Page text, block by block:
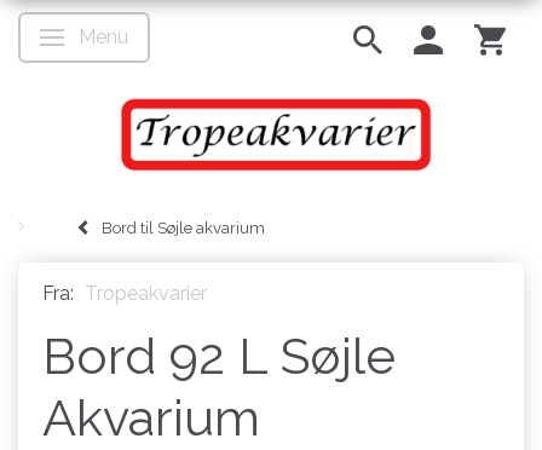
Skifte navigation
Menu
Bord til Søjle akvarium
Fra: Tropeakvarier
Bord 92 L Søjle
Akvarium